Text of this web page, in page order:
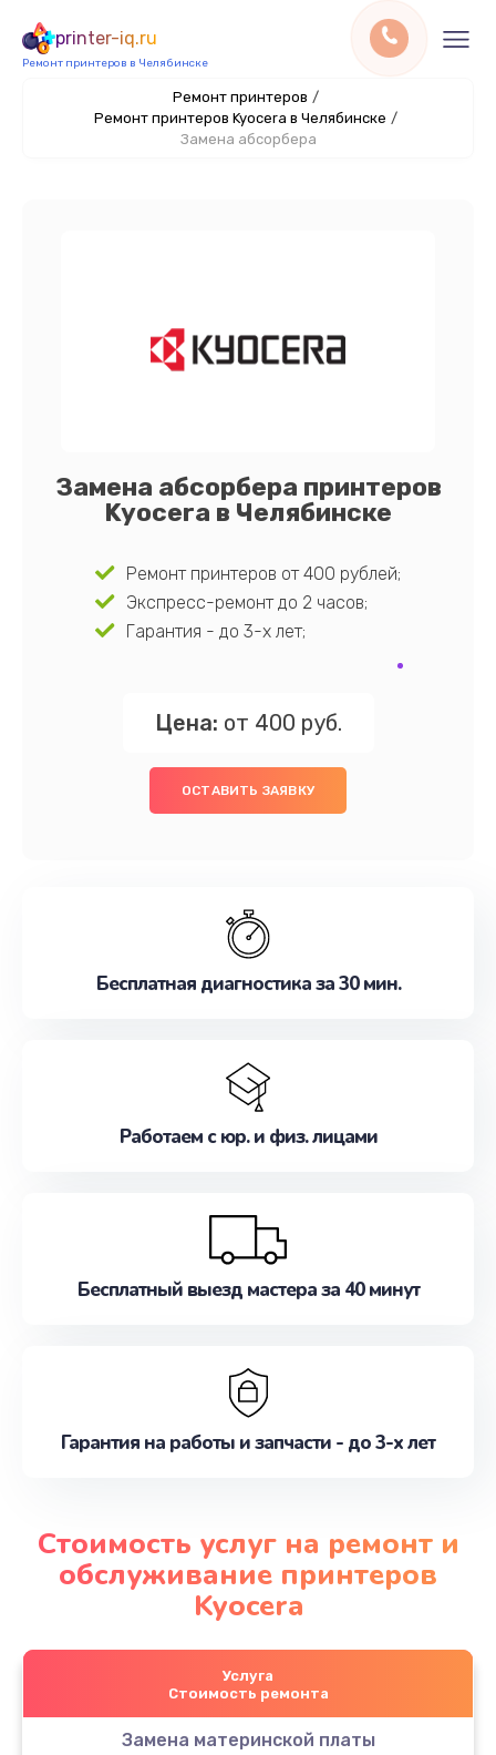
printer-iq.ru
Ремонт принтеров в Челябинске
Ремонт принтеров /
Ремонт принтеров Kyocera в Челябинске /
Замена абсорбера
Замена абсорбера принтеров
Kyocera в Челябинске
Ремонт принтеров от 400 рублей;
Экспресс-ремонт до 2 часов;
Гарантия - до 3-х лет;
Цена: от 400 руб.
ОСТАВИТЬ ЗАЯВКУ
Бесплатная диагностика за 30 мин.
Работаем с юр. и физ. лицами
Бесплатный выезд мастера за 40 минут
Гарантия на работы и запчасти - до 3-х лет
Стоимость услуг на ремонт и
обслуживание принтеров
Kyocera
Услуга
Стоимость ремонта
Замена материнской платы